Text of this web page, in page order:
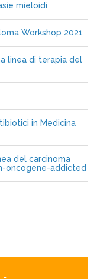
mieloidi
Workshop 2021
linea di terapia del
in Medicina
del carcinoma
oncogene-addicted